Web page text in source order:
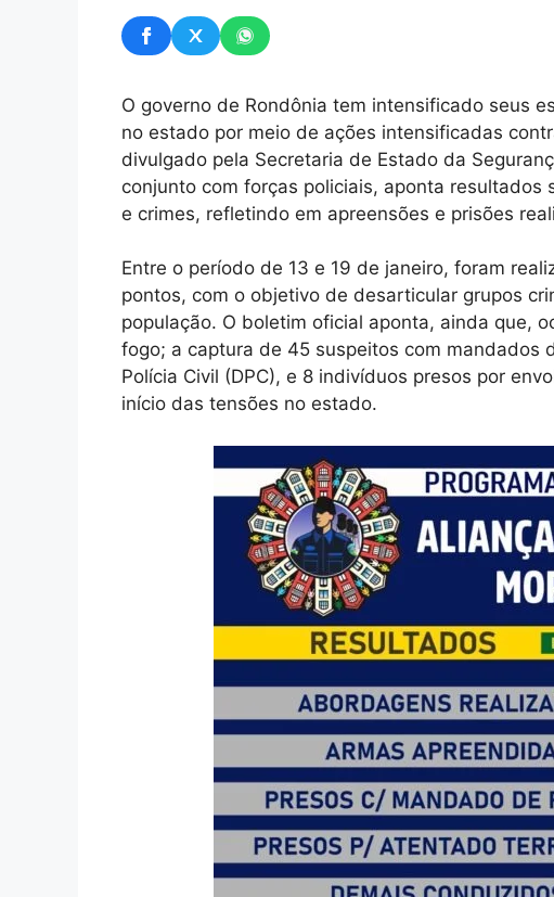
O governo de Rondônia tem intensificado seus
no estado por meio de ações intensificadas
divulgado pela Secretaria de Estado da
conjunto com forças policiais, aponta
e crimes, refletindo em apreensões e prisões
Entre o período de 13 e 19 de janeiro, foram
pontos, com o objetivo de desarticular grupos
população. O boletim oficial aponta, ainda que,
fogo; a captura de 45 suspeitos com mandados
Polícia Civil (DPC), e 8 indivíduos presos por
início das tensões no estado.